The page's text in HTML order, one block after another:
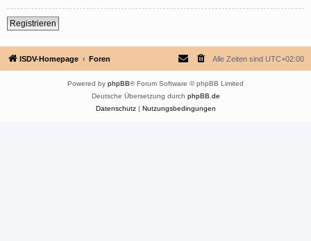
Registrieren
ISDV-Homepage Foren Alle Zeiten sind UTC+02:00
Powered by phpBB® Forum Software © phpBB Limited
Deutsche Übersetzung durch phpBB.de
Datenschutz| Nutzungsbedingungen